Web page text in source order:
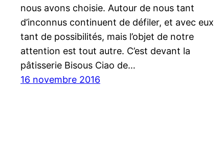
nous avons choisie. Autour de nous tant
d’inconnus continuent de défiler, et avec eux
tant de possibilités, mais l’objet de notre
attention est tout autre. C’est devant la
pâtisserie Bisous Ciao de…
16 novembre 2016